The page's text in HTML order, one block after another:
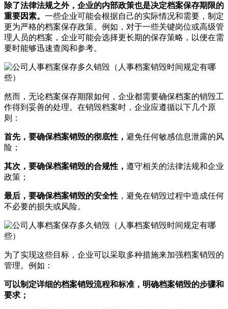
除了法律法规之外，企业的内部政策也是决定档案保存期限的
重要因素。 一些企业可能会根据自己的实际情况和需要，制定
更为严格的档案保存政策。例如，对于一些关键岗位或高级管
理人员的档案，企业可能会选择更长期的保存策略，以便在需
要时能够迅速查阅和参考。
然而，无论档案保存期限如何，企业都需要确保档案的销毁工
作得到妥善的处理。在销毁档案时，企业应遵循以下几个原
则：
首先，要确保档案销毁的彻底性， 避免任何敏感信息泄露的风
险；
其次，要确保档案销毁的合规性， 遵守相关的法律法规和企业
政策；
最后，要确保档案销毁的安全性 ，避免在销毁过程中造成任何
不必要的损失或风险。
为了实现这些目标，企业可以采取多种措施来加强档案销毁的
管理。例如：
可以制定详细的档案销毁流程和标准，明确档案销毁的步骤和
要求；